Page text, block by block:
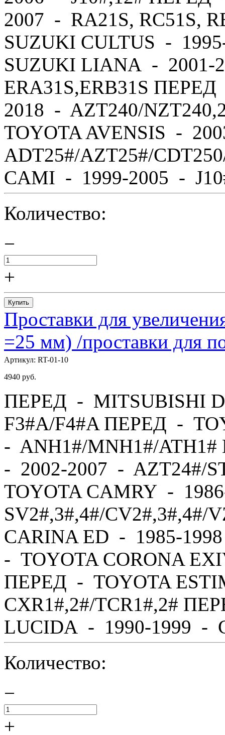
2007 - RA21S, RC51S,
SUZUKI CULTUS -
SUZUKI LIANA - 2001-
ERA31S,ERB31S
2018 - AZT240/
TOYOTA AVENSIS -
ADT25#/AZT25#/
CAMI - 1999-2005 -
Количество:
−
+
Купить
Проставки для
=25 мм) /проставки для
Артикул: RT-01-10
4940 руб.
ПЕРЕД - MITSUBISHI
F3#A/F4#A ПЕРЕД -
- ANH1#/MNH1#/
- 2002-2007 - AZT24#/
TOYOTA CAMRY -
SV2#,3#,4#/
CARINA ED - 1985-
- TOYOTA CORONA
ПЕРЕД - TOYOTA
CXR1#,2#/TCR1#,2#
LUCIDA - 1990-1999 -
Количество:
−
+